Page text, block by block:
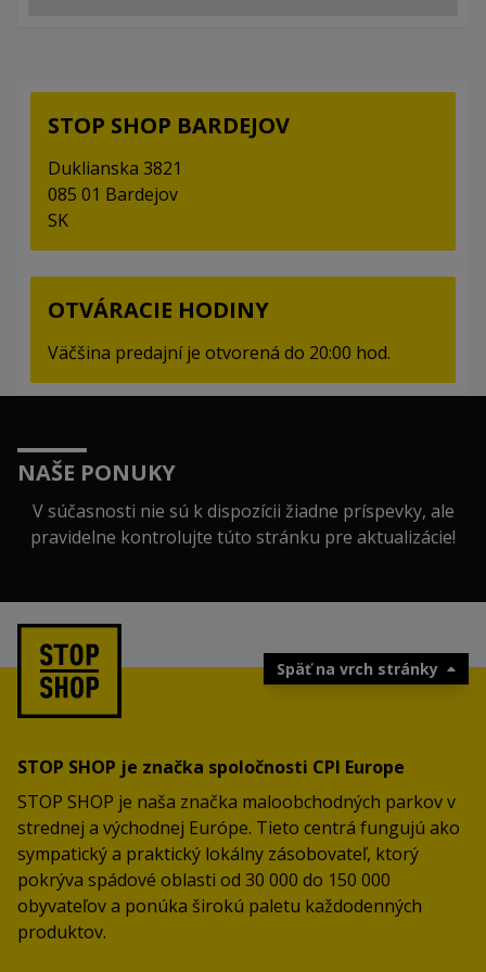
STOP SHOP BARDEJOV
Duklianska 3821
085 01 Bardejov
SK
OTVÁRACIE HODINY
Väčšina predajní je otvorená do 20:00 hod.
NAŠE PONUKY
V súčasnosti nie sú k dispozícii žiadne príspevky, ale
pravidelne kontrolujte túto stránku pre aktualizácie!
Späť na vrch stránky
STOP SHOP je značka spoločnosti CPI Europe
STOP SHOP je naša značka maloobchodných parkov v
strednej a východnej Európe. Tieto centrá fungujú ako
sympatický a praktický lokálny zásobovateľ, ktorý
pokrýva spádové oblasti od 30 000 do 150 000
obyvateľov a ponúka širokú paletu každodenných
produktov.